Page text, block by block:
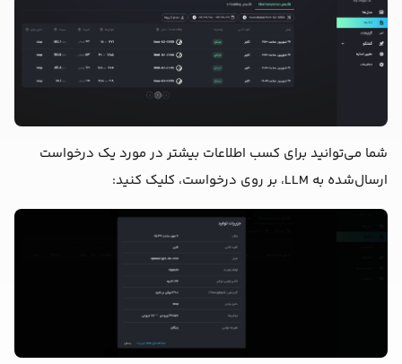
شما می‌توانید برای کسب اطلاعات بیشتر در مورد یک درخواست
ارسال‌شده به LLM، بر روی درخواست، کلیک کنید: